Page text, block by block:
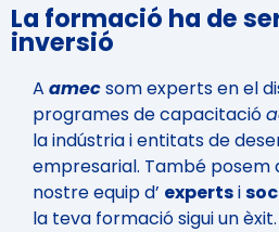
La formació ha de
inversió
A amecsom experts en el
programes de capacitació
la indústria i entitats de
empresarial. També posem
nostre equip d’ expertsi
la teva formació sigui un èxit.